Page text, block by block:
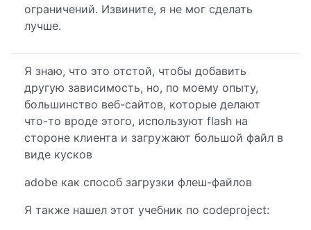
ограничений. Извините, я не мог сделать
лучше.
Я знаю, что это отстой, чтобы добавить
другую зависимость, но, по моему опыту,
большинство веб-сайтов, которые делают
что-то вроде этого, используют flash на
стороне клиента и загружают большой файл в
виде кусков
adobe как способ загрузки флеш-файлов
Я также нашел этот учебник по codeproject: